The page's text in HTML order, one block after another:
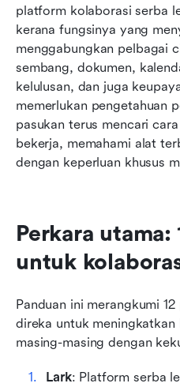
platform kolaborasi serba
kerana fungsinya yang
menggabungkan pelbagai
sembang, dokumen,
kelulusan, dan juga
memerlukan pengetahuan
pasukan terus mencari
bekerja, memahami alat
dengan keperluan khusus
Perkara
untuk
Panduan ini merangkumi
direka untuk
masing-masing dengan
Lark: Platform serba